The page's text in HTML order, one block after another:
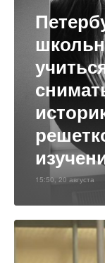
15:50, 20 августа